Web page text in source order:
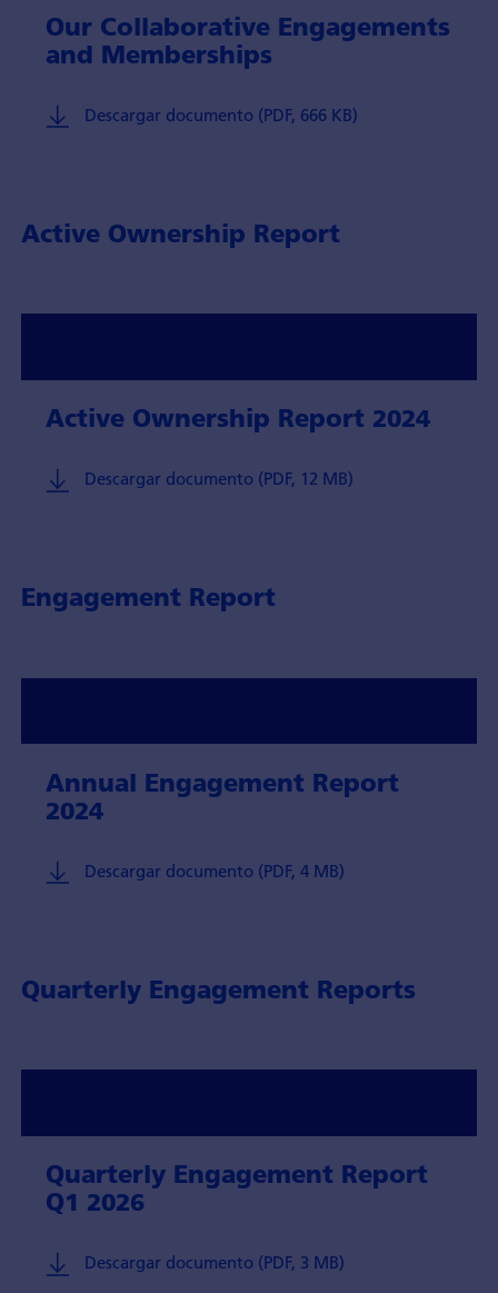
Our Collaborative Engagements
and Memberships
Descargar documento (PDF, 666 KB)
Active Ownership Report
Active Ownership Report 2024
Descargar documento (PDF, 12 MB)
Engagement Report
Annual Engagement Report
2024
Descargar documento (PDF, 4 MB)
Quarterly Engagement Reports
Quarterly Engagement Report
Q1 2026
Descargar documento (PDF, 3 MB)